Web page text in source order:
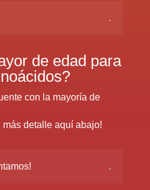
de edad para
con la mayoría de
más detalle aquí abajo!